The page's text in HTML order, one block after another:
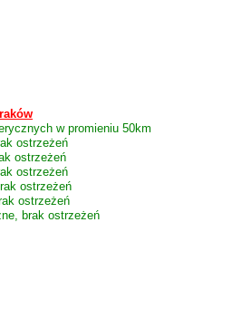
w promieniu 50km
ostrzeżeń
ostrzeżeń
ostrzeżeń
ostrzeżeń
ostrzeżeń
brak ostrzeżeń